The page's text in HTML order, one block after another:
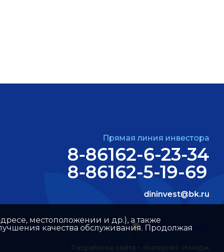
Прямая линия инвестора
8-86162-6-23-34
8-86162-5-19-69
dininvest@bk.ru
Разработка сайта – Интернет-Имидж
местоположении и др.), а также
качества обслуживания. Продолжая